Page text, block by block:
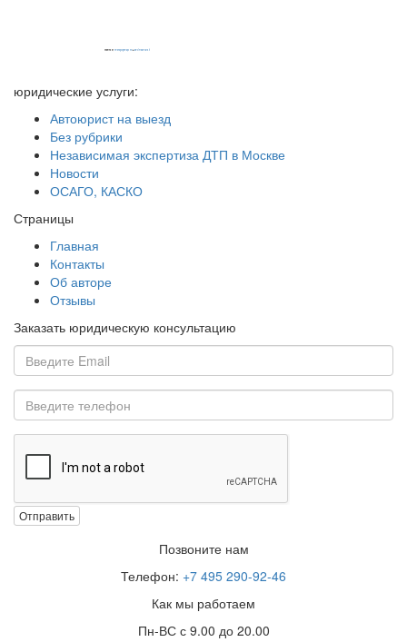
Powered by embedgooglemaps EN & iamsterdamcard.it
юридические услуги:
Автоюрист на выезд
Без рубрики
Независимая экспертиза ДТП в Москве
Новости
ОСАГО, КАСКО
Страницы
Главная
Контакты
Об авторе
Отзывы
Заказать юридическую консультацию
Отправить
Позвоните нам
Телефон: +7 495 290-92-46
Как мы работаем
Пн-ВС с 9.00 до 20.00